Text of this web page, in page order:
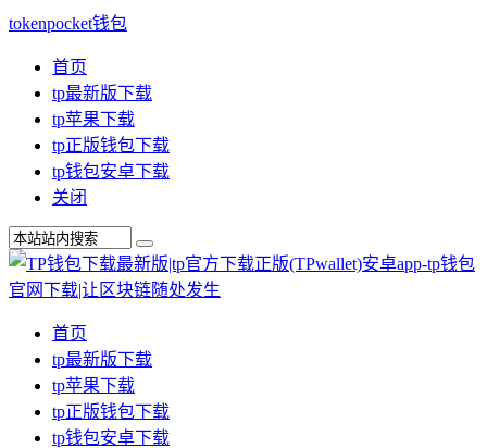
tokenpocket钱包
首页
tp最新版下载
tp苹果下载
tp正版钱包下载
tp钱包安卓下载
关闭
首页
tp最新版下载
tp苹果下载
tp正版钱包下载
tp钱包安卓下载